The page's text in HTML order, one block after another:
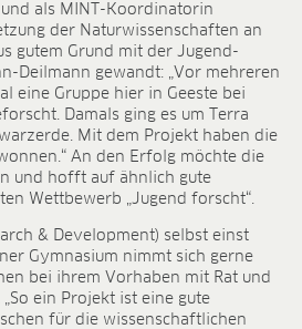
als MINT-Koordinatorin
der Naturwissenschaften an
gutem Grund mit der Jugend-
Deilmann gewandt: „Vor mehreren
eine Gruppe hier in Geeste bei
Damals ging es um Terra
Mit dem Projekt haben die
An den Erfolg möchte die
und hofft auf ähnlich gute
Wettbewerb „Jugend forscht“.
& Development) selbst einst
Gymnasium nimmt sich gerne
bei ihrem Vorhaben mit Rat und
„So ein Projekt ist eine gute
für die wissenschaftlichen